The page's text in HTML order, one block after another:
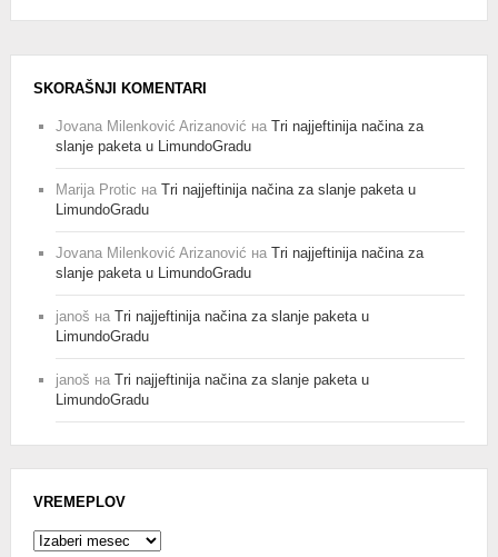
SKORAŠNJI KOMENTARI
Jovana Milenković Arizanović на Tri najjeftinija načina za
slanje paketa u LimundoGradu
Marija Protic на Tri najjeftinija načina za slanje paketa u
LimundoGradu
Jovana Milenković Arizanović на Tri najjeftinija načina za
slanje paketa u LimundoGradu
janoš на Tri najjeftinija načina za slanje paketa u
LimundoGradu
janoš на Tri najjeftinija načina za slanje paketa u
LimundoGradu
VREMEPLOV
Vremeplov